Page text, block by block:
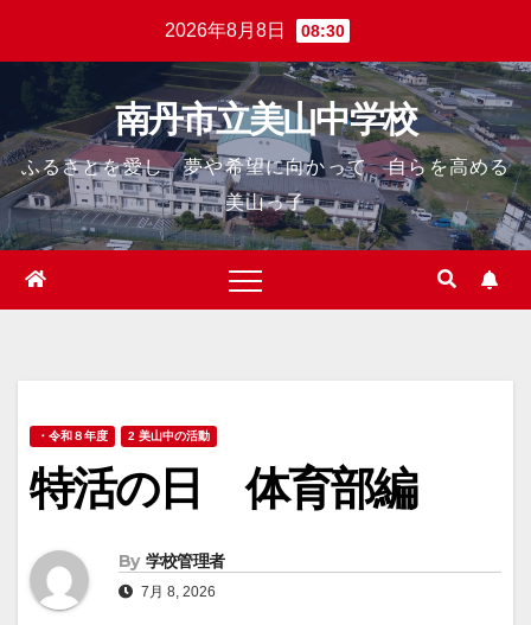
content
2026年8月8日 08:30
南丹市立美山中学校
ふるさとを愛し 夢や希望に向かって 自らを高める
美山っ子
・令和８年度 2 美山中の活動
特活の日 体育部編
By 学校管理者
7月 8, 2026